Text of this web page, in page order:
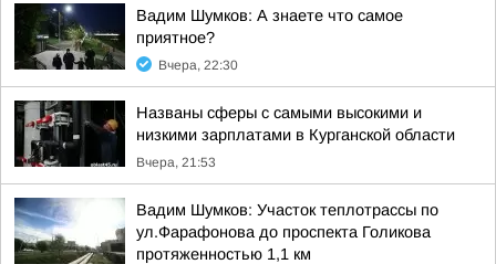
Вадим Шумков: А знаете что самое
приятное?
Вчера, 22:30
Названы сферы с самыми высокими и
низкими зарплатами в Курганской области
Вчера, 21:53
Вадим Шумков: Участок теплотрассы по
ул.Фарафонова до проспекта Голикова
протяженностью 1,1 км